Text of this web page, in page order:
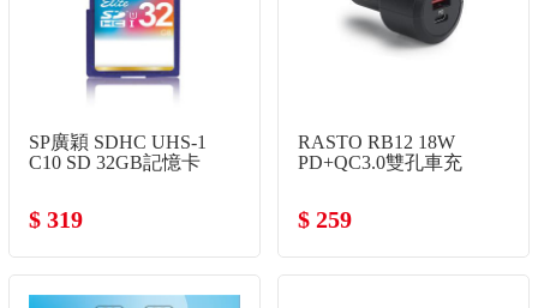
SP廣穎 SDHC UHS-1
C10 SD 32GB記憶卡
$ 319
RASTO RB12 18W
PD+QC3.0雙孔車充
$ 259